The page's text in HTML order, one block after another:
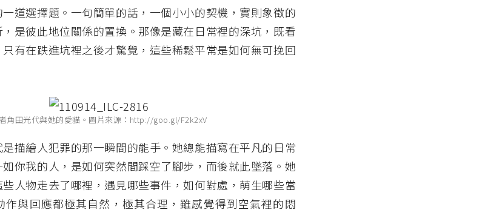
道選擇題。一句簡單的話，一個小小的契機，實則象徵的
是彼此地位關係的置換。那像是藏在日常裡的深坑，既看
有在跌進坑裡之後才驚覺，這些稀鬆平常是如何無可挽回
角田光代與她的愛貓。圖片來源：http://goo.gl/F2k2xV
描繪人犯罪的那一瞬間的能手。她總能描寫在平凡的日常
你我的人，是如何突然間踩空了腳步，而後就此墜落。她
人物走去了哪裡，遇見哪些事件，如何對處，萌生哪些當
作與回應都極其自然，極其合理，雖感覺得到空氣裡的悶